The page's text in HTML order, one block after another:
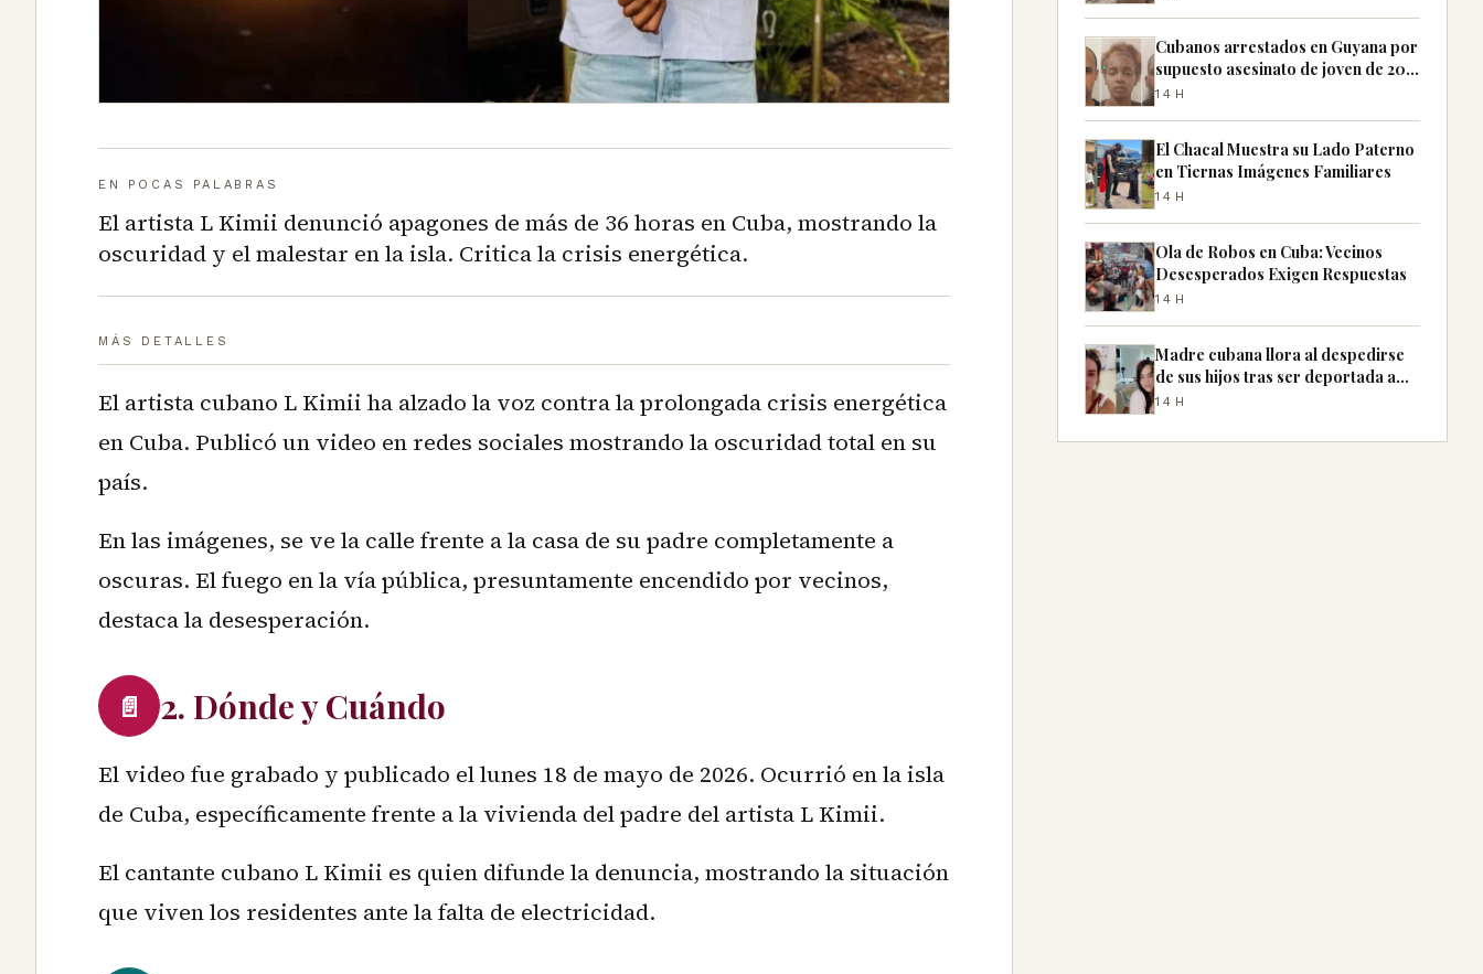
EN POCAS PALABRAS
El artista L Kimii denunció apagones de más de 36 horas en Cuba, mostrando la
oscuridad y el malestar en la isla. Critica la crisis energética.
MÁS DETALLES
El artista cubano L Kimii ha alzado la voz contra la prolongada crisis energética
en Cuba. Publicó un video en redes sociales mostrando la oscuridad total en su
país.
En las imágenes, se ve la calle frente a la casa de su padre completamente a
oscuras. El fuego en la vía pública, presuntamente encendido por vecinos,
destaca la desesperación.
📄 2. Dónde y Cuándo
El video fue grabado y publicado el lunes 18 de mayo de 2026. Ocurrió en la isla
de Cuba, específicamente frente a la vivienda del padre del artista L Kimii.
El cantante cubano L Kimii es quien difunde la denuncia, mostrando la situación
que viven los residentes ante la falta de electricidad.
Cubanos arrestados en Guyana por
supuesto asesinato de joven de 20
años
14H
El Chacal Muestra su Lado Paterno
en Tiernas Imágenes Familiares
14H
Ola de Robos en Cuba: Vecinos
Desesperados Exigen Respuestas
14H
Madre cubana llora al despedirse
de sus hijos tras ser deportada a
México
14H